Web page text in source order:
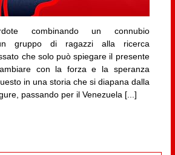
combinando un connubio
gruppo di ragazzi alla ricerca
che solo può spiegare il presente
con la forza e la speranza
in una storia che si diapana dalla
passando per il Venezuela [...]